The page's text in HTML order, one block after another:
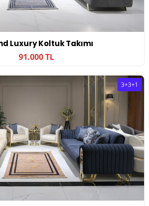
Luxury Koltuk Takımı
91.000 TL
3+3+1